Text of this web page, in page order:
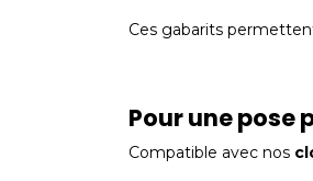
Ces gabarits
Pour une pose
Compatible avec nos